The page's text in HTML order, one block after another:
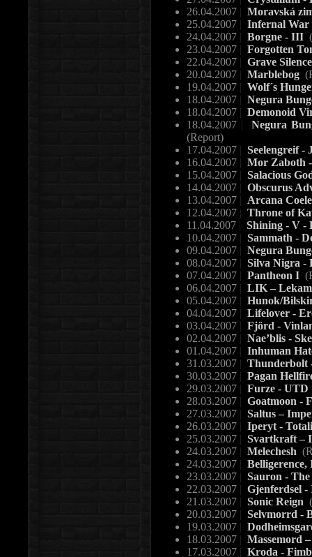
26.04.2007 | Moravská
25.04.2007 | Infernal War
24.04.2007 | Borgne - III
23.04.2007 | Forgotten
22.04.2007 | Grave
20.04.2007 | Marblebog
19.04.2007 | Wolf´s
18.04.2007 | Negura
18.04.2007 | Demonoid
18.04.2007 |
Negura
(Report)
17.04.2007 | Seelengreif -
16.04.2007 | Mor Zaboth
15.04.2007 | Salacious
14.04.2007 | Obscurus
13.04.2007 | Arcana
12.04.2007 | Throne of
11.04.2007 | Shining - V -
10.04.2007 | Sammath -
09.04.2007 | Negura
08.04.2007 | Silva Nigra -
07.04.2007 | Pantheon I
06.04.2007 | LIK –
05.04.2007 | Hunok/
04.04.2007 | Lifelover -
03.04.2007 | Fjörd -
02.04.2007 | Nae’blis -
01.04.2007 | Inhuman
31.03.2007 | Thunderbolt
30.03.2007 | Pagan
29.03.2007 | Furze - UTD
28.03.2007 | Goatmoon -
27.03.2007 | Saltus –
26.03.2007 | Iperyt -
25.03.2007 | Svartkraft –
24.03.2007 | Melechesh
24.03.2007 |
23.03.2007 | Sauron -
22.03.2007 | Gjenferdsel
21.03.2007 | Sonic Reign
20.03.2007 | Selvmorrd -
19.03.2007 |
18.03.2007 | Massemord
17.03.2007 | Kroda -